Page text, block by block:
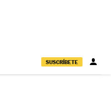
SUSCRÍBETE